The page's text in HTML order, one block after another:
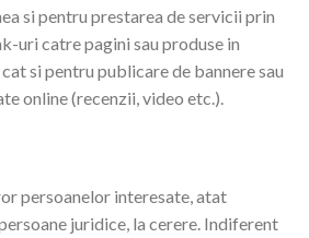
si pentru prestarea de servicii prin
uri catre pagini sau produse in
si pentru publicare de bannere sau
online (recenzii, video etc.).
persoanelor interesate, atat
juridice, la cerere. Indiferent